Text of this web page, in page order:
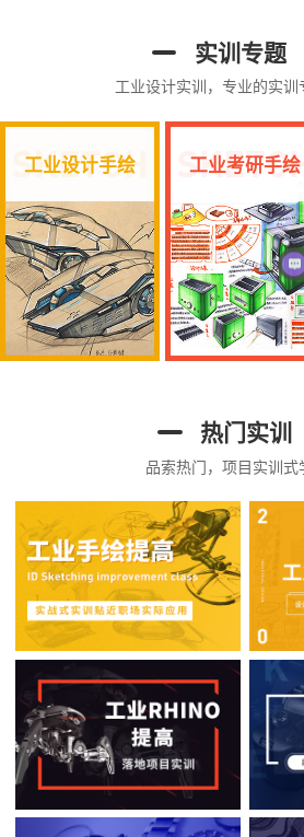
实训专题
工业设计实训，专业的实训
工业设计手绘 工业考研手绘
热门实训
品索热门，项目实训式